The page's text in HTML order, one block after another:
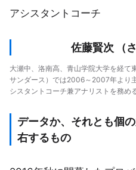
アシスタントコーチ
佐藤賢次 （
大瀬中、洛南高、青山学院大学を経て
サンダース）では2006～2007年より
シスタントコーチ兼アナリストを務める
データか、それとも個
右するもの